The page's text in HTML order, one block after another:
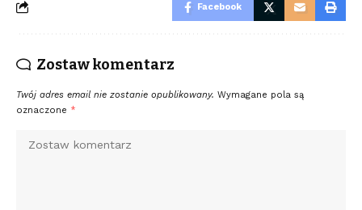
Facebook
Zostaw komentarz
Twój adres email nie zostanie opublikowany. Wymagane pola są
oznaczone *